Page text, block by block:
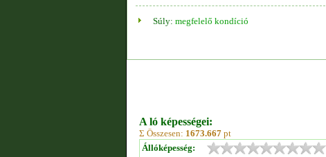
Súly: megfelelő kondíció
A ló képességei:
Σ Összesen: 1673.667 pt
Állóképesség: